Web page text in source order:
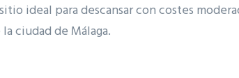
ideal para descansar con costes
ciudad de Málaga.